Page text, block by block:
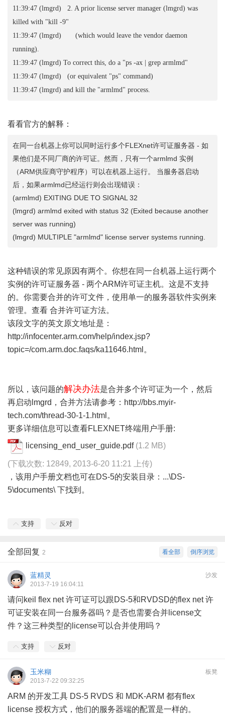
11:39:47 (lmgrd) 2. A prior license server manager (lmgrd) was
killed with "kill -9"
11:39:47 (lmgrd) (which would leave the vendor daemon
running).
11:39:47 (lmgrd) To correct this, do a "ps -ax | grep armlmd"
11:39:47 (lmgrd) (or equivalent "ps" command)
11:39:47 (lmgrd) and kill the "armlmd" process.
看看官方的解释：
在同一台机器上你可以同时运行多个FLEXnet许可证服务器 - 如
果他们是不同厂商的许可证。然而，只有一个armlmd 实例
（ARM供应商守护程序）可以在机器上运行。 当服务器启动
后，如果armlmd已经运行则会出现错误：
(armlmd) EXITING DUE TO SIGNAL 32
(lmgrd) armlmd exited with status 32 (Exited because another
server was running)
(lmgrd) MULTIPLE "armlmd" license server systems running.
这种错误的常见原因有两个。你想在同一台机器上运行两个
实例的许可证服务器 - 两个ARM许可证主机。这是不支持
的。你需要合并的许可文件，使用单一的服务器软件实例来
管理。 查看 合并许可证方法。
该段文字的英文原文地址是：
http://infocenter.arm.com/help/index.jsp?
topic=/com.arm.doc.faqs/ka11646.html 。
所以，该问题的解决办法是合并多个许可证为一个，然后
再启动lmgrd，合并方法请参考： http://bbs.myir-
tech.com/thread-30-1-1.html 。
更多详细信息可以查看FLEXNET终端用户手册:
licensing_end_user_guide.pdf (1.2 MB)
(下载次数: 12849, 2013-6-20 11:21 上传)
， 该用户手册文档也可在DS-5的安装目录：...\DS-
5\documents\ 下找到。
支持 反对
倒序浏览
看全部
全部回复 2
沙发
蓝精灵
2013-7-19 16:04:11
请问keil flex net 许可证可以跟DS-5和RVDSD的flex net 许
可证安装在同一台服务器吗？是否也需要合并license文
件？这三种类型的license可以合并使用吗？
支持 反对
板凳
玉米糊
2013-7-22 09:32:25
ARM 的开发工具 DS-5 RVDS 和 MDK-ARM 都有flex
license 授权方式，他们的服务器端的配置是一样的。